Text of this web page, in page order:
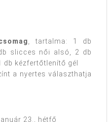
, tartalma: 1 db
slicces női alsó, 2 db
db kézfertőtlenítő gél
a nyertes választhatja
23., hétfő